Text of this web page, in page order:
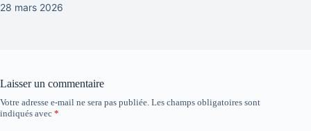
28 mars 2026
Laisser un commentaire
Votre adresse e-mail ne sera pas publiée. Les champs obligatoires sont
indiqués avec *